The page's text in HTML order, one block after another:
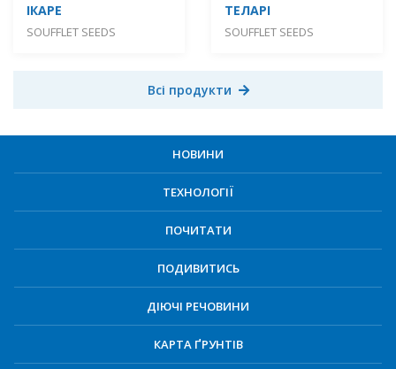
ІКАРЕ
SOUFFLET SEEDS
ТЕЛАРІ
SOUFFLET SEEDS
Всі продукти
НОВИНИ
ТЕХНОЛОГІЇ
ПОЧИТАТИ
ПОДИВИТИСЬ
ДІЮЧІ РЕЧОВИНИ
КАРТА ҐРУНТІВ